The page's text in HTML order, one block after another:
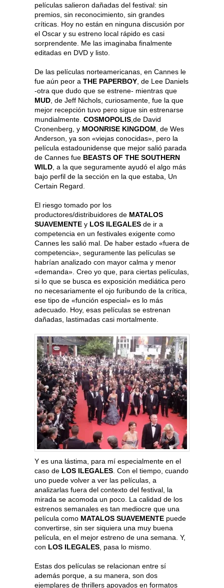
películas salieron dañadas del festival: sin
premios, sin reconocimiento, sin grandes
críticas. Hoy no están en ninguna discusión por
el Oscar y su estreno local rápido es casi
sorprendente. Me las imaginaba finalmente
editadas en DVD y listo.
De las películas norteamericanas, en Cannes le
fue aún peor a THE PAPERBOY , de Lee Daniels
-otra que dudo que se estrene- mientras que
MUD , de Jeff Nichols, curiosamente, fue la que
mejor recepción tuvo pero sigue sin estrenarse
mundialmente. COSMOPOLIS ,de David
Cronenberg, y MOONRISE KINGDOM , de Wes
Anderson, ya son «viejas conocidas», pero la
película estadounidense que mejor salió parada
de Cannes fue BEASTS OF THE SOUTHERN
WILD , a la que seguramente ayudó el algo más
bajo perfil de la sección en la que estaba, Un
Certain Regard.
El riesgo tomado por los
productores/distribuidores de MATALOS
SUAVEMENTE y LOS ILEGALES de ir a
competencia en un festivales exigente como
Cannes les salió mal. De haber estado «fuera de
competencia», seguramente las películas se
habrían analizado con mayor calma y menor
«demanda». Creo yo que, para ciertas películas,
si lo que se busca es exposición mediática pero
no necesariamente el ojo furibundo de la crítica,
ese tipo de «función especial» es lo más
adecuado. Hoy, esas películas se estrenan
dañadas, lastimadas casi mortalmente.
Y es una lástima, para mí especialmente en el
caso de LOS ILEGALES . Con el tiempo, cuando
uno puede volver a ver las películas, a
analizarlas fuera del contexto del festival, la
mirada se acomoda un poco. La calidad de los
estrenos semanales es tan mediocre que una
película como MATALOS SUAVEMENTE puede
convertirse, sin ser siquiera una muy buena
película, en el mejor estreno de una semana. Y,
con LOS ILEGALES , pasa lo mismo.
Estas dos películas se relacionan entre sí
además porque, a su manera, son dos
ejemplares de thrillers apoyados en formatos